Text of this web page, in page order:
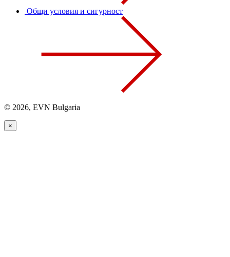
Общи условия и сигурност
© 2026, EVN Bulgaria
×